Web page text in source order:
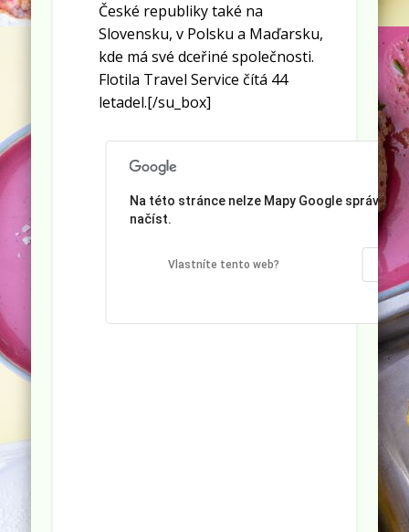
České republiky také na
Slovensku, v Polsku a Maďarsku,
kde má své dceřiné společnosti.
Flotila Travel Service čítá 44
letadel.[/su_box]
Na této stránce nelze Mapy Google správně
načíst.
Vlastníte tento web? OK